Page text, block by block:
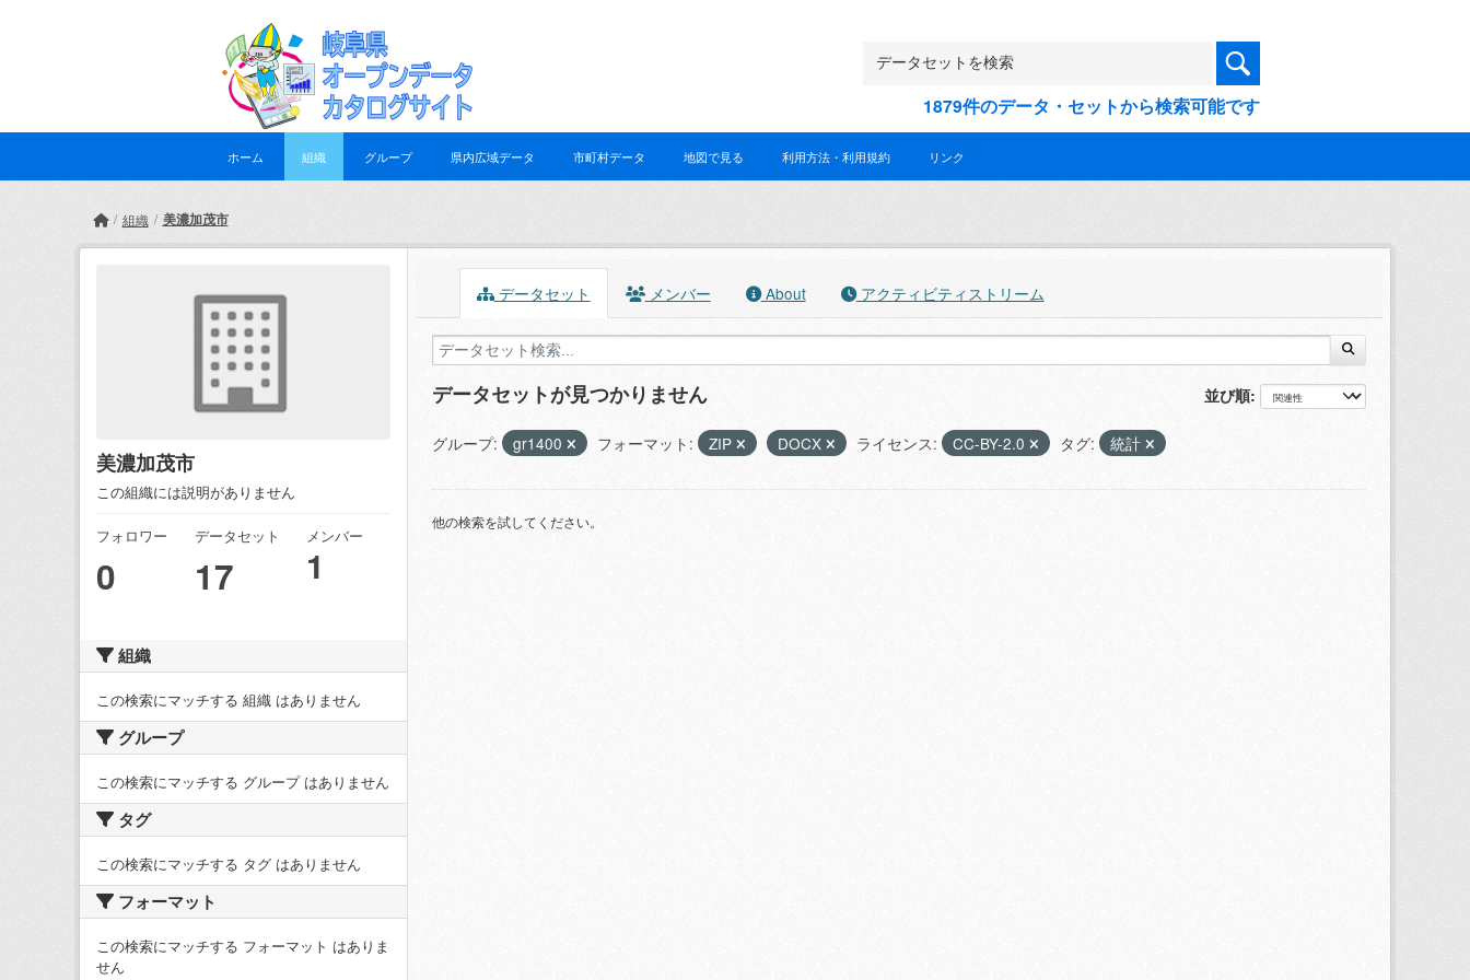
1879件のデータ・セットから検索可能です
ホーム 組織 グループ 県内広域データ 市町村データ 地図で見る 利用方法・利用規約 リンク
組織 美濃加茂市
美濃加茂市
この組織には説明がありません
フォロワー
0
データセット
17
メンバー
1
組織
この検索にマッチする 組織 はありません
グループ
この検索にマッチする グループ はありません
タグ
この検索にマッチする タグ はありません
フォーマット
この検索にマッチする フォーマット はありま
せん
データセット メンバー About アクティビティストリーム
並び順
データセットが見つかりません
グループ: gr1400 フォーマット: ZIP DOCX ライセンス: CC-BY-2.0 タグ: 統計
他の検索を試してください。